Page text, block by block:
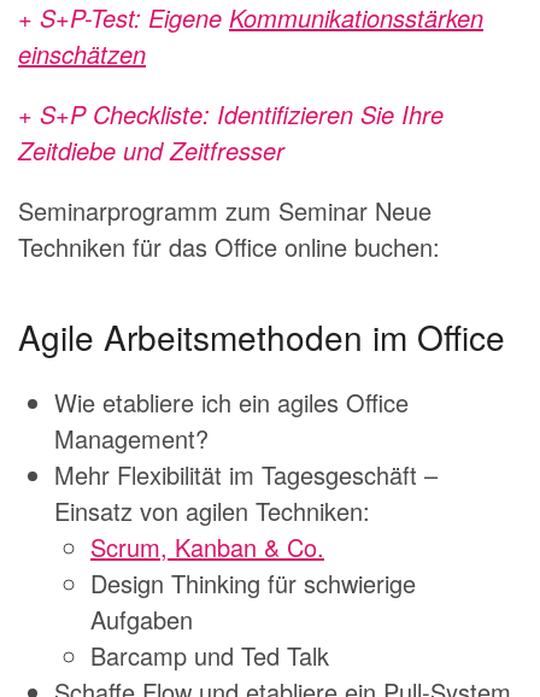
+ S+P-Test: Eigene Kommunikationsstärken
einschätzen
+ S+P Checkliste: Identifizieren Sie Ihre
Zeitdiebe und Zeitfresser
Seminarprogramm zum Seminar Neue
Techniken für das Office online buchen:
Agile Arbeitsmethoden im Office
Wie etabliere ich ein agiles Office
Management?
Mehr Flexibilität im Tagesgeschäft –
Einsatz von agilen Techniken:
Scrum, Kanban & Co.
Design Thinking für schwierige
Aufgaben
Barcamp und Ted Talk